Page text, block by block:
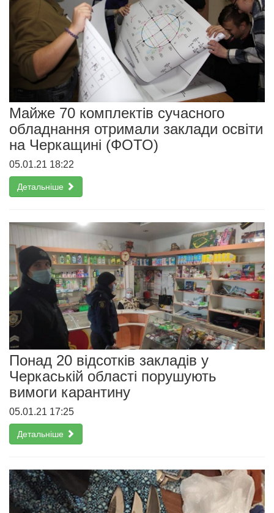
Майже 70 комплектів сучасного
обладнання отримали заклади освіти
на Черкащині (ФОТО)
05.01.21 18:22
Детальніше
Понад 20 відсотків закладів у
Черкаській області порушують
вимоги карантину
05.01.21 17:25
Детальніше